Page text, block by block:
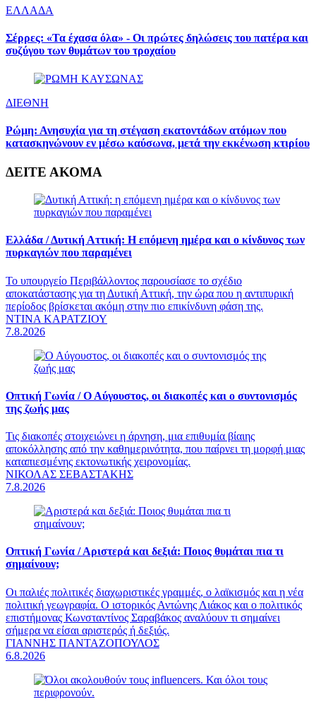
ΕΛΛΑΔΑ
Σέρρες: «Τα έχασα όλα» - Οι πρώτες δηλώσεις του πατέρα και
συζύγου των θυμάτων του τροχαίου
ΔΙΕΘΝΗ
Ρώμη: Ανησυχία για τη στέγαση εκατοντάδων ατόμων που
κατασκηνώνουν εν μέσω καύσωνα, μετά την εκκένωση κτιρίου
ΔΕΙΤΕ ΑΚΟΜΑ
Ελλάδα /Δυτική Αττική: Η επόμενη ημέρα και ο κίνδυνος των
πυρκαγιών που παραμένει
Το υπουργείο Περιβάλλοντος παρουσίασε το σχέδιο
αποκατάστασης για τη Δυτική Αττική, την ώρα που η αντιπυρική
περίοδος βρίσκεται ακόμη στην πιο επικίνδυνη φάση της.
ΝΤΙΝΑ ΚΑΡΑΤΖΙΟΥ
7.8.2026
Οπτική Γωνία /Ο Αύγουστος, οι διακοπές και ο συντονισμός
της ζωής μας
Τις διακοπές στοιχειώνει η άρνηση, μια επιθυμία βίαιης
αποκόλλησης από την καθημερινότητα, που παίρνει τη μορφή μιας
καταπιεσμένης εκτονωτικής χειρονομίας.
ΝΙΚΟΛΑΣ ΣΕΒΑΣΤΑΚΗΣ
7.8.2026
Οπτική Γωνία /Αριστερά και δεξιά: Ποιος θυμάται πια τι
σημαίνουν;
Οι παλιές πολιτικές διαχωριστικές γραμμές, ο λαϊκισμός και η νέα
πολιτική γεωγραφία. Ο ιστορικός Αντώνης Λιάκος και ο πολιτικός
επιστήμονας Κωνσταντίνος Σαραβάκος αναλύουν τι σημαίνει
σήμερα να είσαι αριστερός ή δεξιός.
ΓΙΑΝΝΗΣ ΠΑΝΤΑΖΟΠΟΥΛΟΣ
6.8.2026